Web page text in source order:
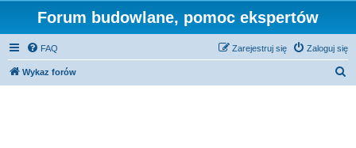
Forum budowlane, pomoc ekspertów
FAQ Zaloguj się
Zarejestruj się
Wykaz forów